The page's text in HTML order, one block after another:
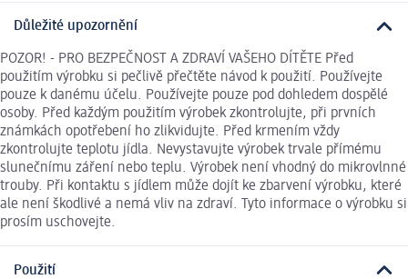
Důležité upozornění
POZOR! - PRO BEZPEČNOST A ZDRAVÍ VAŠEHO DÍTĚTE Před
použitím výrobku si pečlivě přečtěte návod k použití. Používejte
pouze k danému účelu. Používejte pouze pod dohledem dospělé
osoby. Před každým použitím výrobek zkontrolujte, při prvních
známkách opotřebení ho zlikvidujte. Před krmením vždy
zkontrolujte teplotu jídla. Nevystavujte výrobek trvale přímému
slunečnímu záření nebo teplu. Výrobek není vhodný do mikrovlnné
trouby. Při kontaktu s jídlem může dojít ke zbarvení výrobku, které
ale není škodlivé a nemá vliv na zdraví. Tyto informace o výrobku si
prosím uschovejte.
Použití